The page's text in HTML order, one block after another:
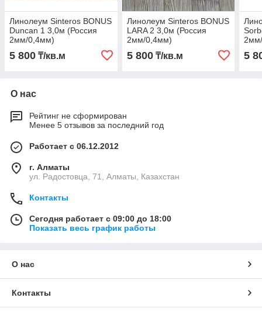
Линолеум Sinteros BONUS
Duncan 1 3,0м (Россия
2мм/0,4мм)
5 800 ₸/кв.м
Линолеум Sinteros BONUS
LARA 2 3,0м (Россия
2мм/0,4мм)
5 800₸/кв.м 5
О нас
Рейтинг не сформирован
Менее 5 отзывов за последний год
Работает с 06.12.2012
г. Алматы
ул. Радостовца, 71, Алматы, Казахстан
Контакты
Сегодня работает с 09:00 до 18:00
Показать весь график работы
О нас
Контакты